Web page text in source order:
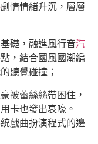
劇情情緒升沉，層層
礎，融進風行音汽
，結合國風國潮編
聽覺碰撞；
被蕾絲絲帶困住，
卡也發出哀嚎。
戲曲扮演程式的邊